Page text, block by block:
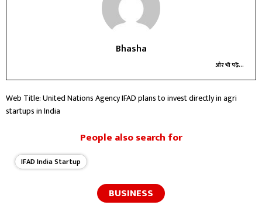
Bhasha
और भी पढ़ें...
Web Title: United Nations Agency IFAD plans to invest directly in agri
startups in India
People also search for
IFAD India Startup
BUSINESS